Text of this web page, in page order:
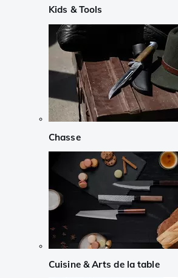
Kids & Tools
Chasse
Cuisine & Arts de la table